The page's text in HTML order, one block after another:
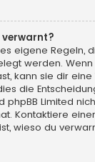
verwarnt?
eigene Regeln,
werden.
kann sie dir
die
phpBB Limited
Kontaktiere
wieso du